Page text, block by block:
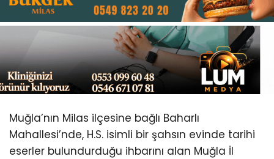
Muğla’nın Milas ilçesine bağlı Baharlı
Mahallesi’nde, H.S. isimli bir şahsın evinde tarihi
eserler bulundurduğu ihbarını alan Muğla İl